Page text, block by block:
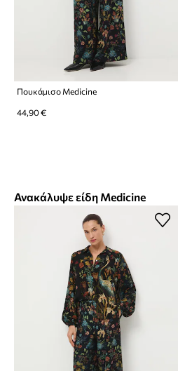
Πουκάμισο Medicine
44,90 €
Ανακάλυψε είδη Medicine